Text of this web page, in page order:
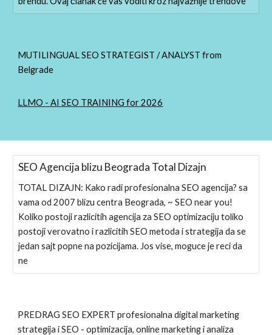
MUTILINGUAL SEO STRATEGIST / ANALYST from
Belgrade
LLMO - AI SEO TRAINING for 2026
SEO Agencija blizu Beograda Total Dizajn
TOTAL DIZAJN: Kako radi profesionalna SEO agencija? sa
vama od 2007 blizu centra Beograda, ~ SEO near you!
Koliko postoji razlicitih agencija za SEO optimizaciju toliko
postoji verovatno i razlicitih SEO metoda i strategija da se
jedan sajt popne na pozicijama. Jos vise, moguce je reci da
ne
PREDRAG SEO EXPERT profesionalna digital marketing
strategija i SEO - optimizacija, online marketing i analiza